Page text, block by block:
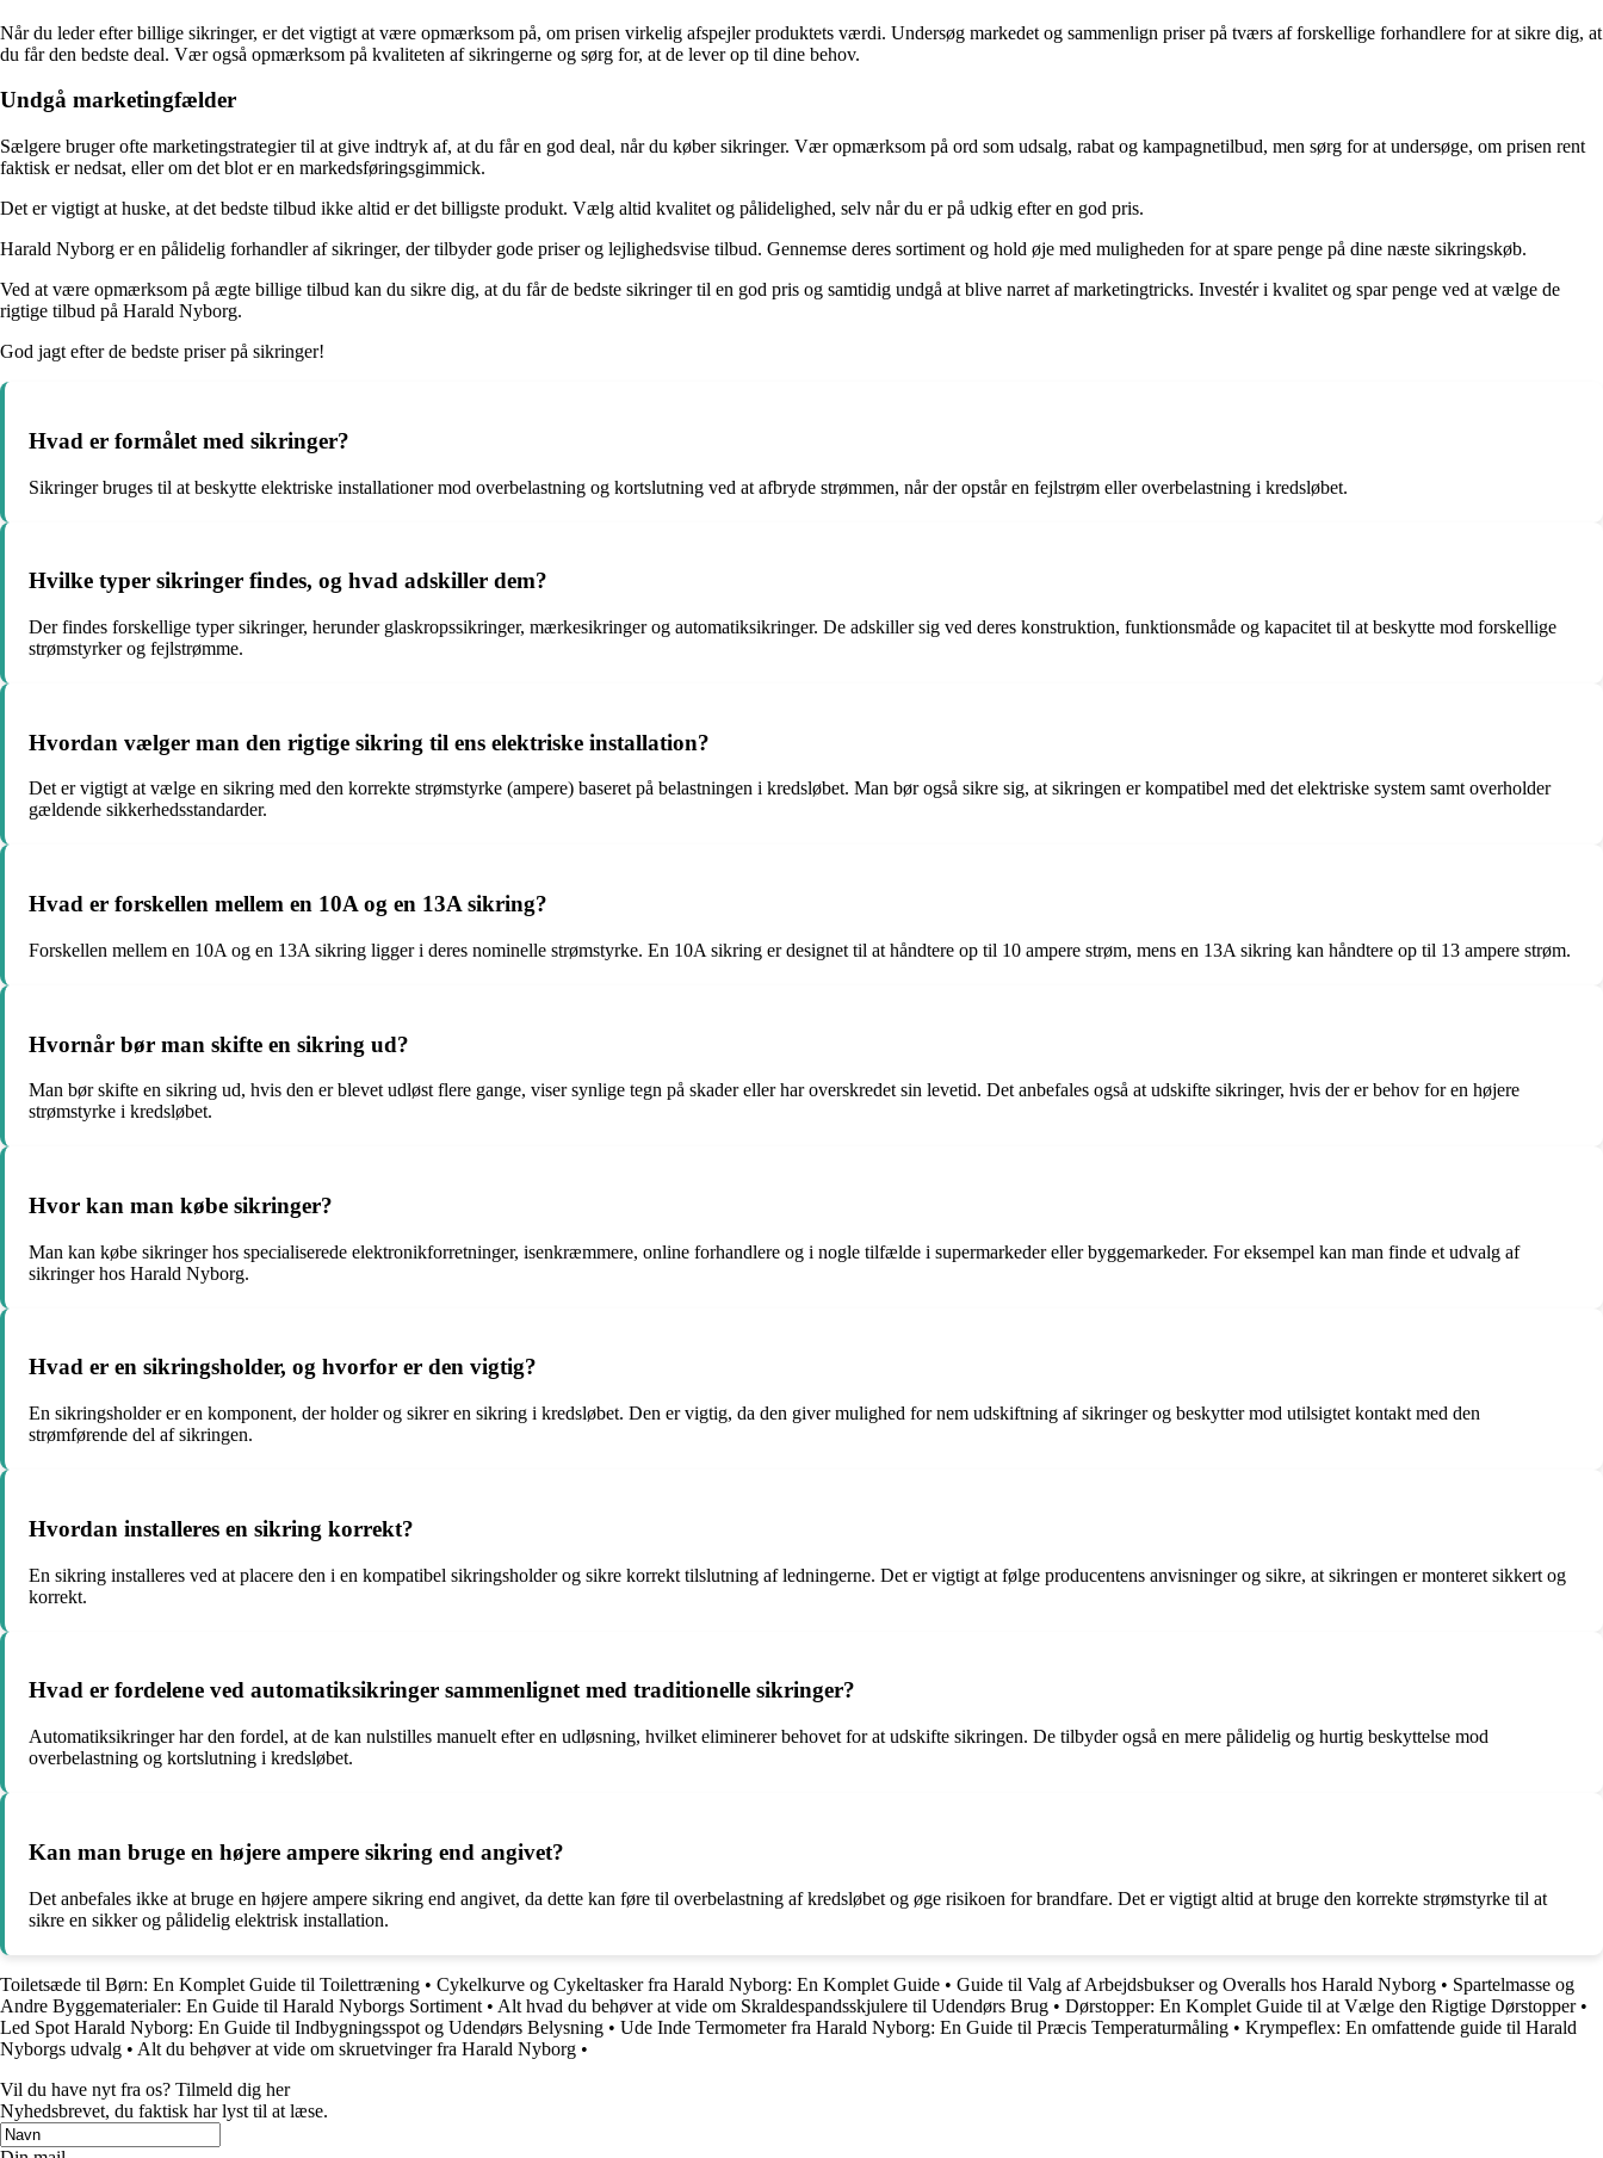
Når du leder efter billige sikringer, er det vigtigt at være opmærksom på, om prisen virkelig afspejler produktets værdi. Undersøg markedet og sammenlign priser på tværs af forskellige forhandlere for at sikre dig, at
du får den bedste deal. Vær også opmærksom på kvaliteten af sikringerne og sørg for, at de lever op til dine behov.
Undgå marketingfælder
Sælgere bruger ofte marketingstrategier til at give indtryk af, at du får en god deal, når du køber sikringer. Vær opmærksom på ord som udsalg, rabat og kampagnetilbud, men sørg for at undersøge, om prisen rent
faktisk er nedsat, eller om det blot er en markedsføringsgimmick.
Det er vigtigt at huske, at det bedste tilbud ikke altid er det billigste produkt. Vælg altid kvalitet og pålidelighed, selv når du er på udkig efter en god pris.
Harald Nyborg er en pålidelig forhandler af sikringer, der tilbyder gode priser og lejlighedsvise tilbud. Gennemse deres sortiment og hold øje med muligheden for at spare penge på dine næste sikringskøb.
Ved at være opmærksom på ægte billige tilbud kan du sikre dig, at du får de bedste sikringer til en god pris og samtidig undgå at blive narret af marketingtricks. Investér i kvalitet og spar penge ved at vælge de
rigtige tilbud på Harald Nyborg.
God jagt efter de bedste priser på sikringer!
Hvad er formålet med sikringer?
Sikringer bruges til at beskytte elektriske installationer mod overbelastning og kortslutning ved at afbryde strømmen, når der opstår en fejlstrøm eller overbelastning i kredsløbet.
Hvilke typer sikringer findes, og hvad adskiller dem?
Der findes forskellige typer sikringer, herunder glaskropssikringer, mærkesikringer og automatiksikringer. De adskiller sig ved deres konstruktion, funktionsmåde og kapacitet til at beskytte mod forskellige
strømstyrker og fejlstrømme.
Hvordan vælger man den rigtige sikring til ens elektriske installation?
Det er vigtigt at vælge en sikring med den korrekte strømstyrke (ampere) baseret på belastningen i kredsløbet. Man bør også sikre sig, at sikringen er kompatibel med det elektriske system samt overholder
gældende sikkerhedsstandarder.
Hvad er forskellen mellem en 10A og en 13A sikring?
Forskellen mellem en 10A og en 13A sikring ligger i deres nominelle strømstyrke. En 10A sikring er designet til at håndtere op til 10 ampere strøm, mens en 13A sikring kan håndtere op til 13 ampere strøm.
Hvornår bør man skifte en sikring ud?
Man bør skifte en sikring ud, hvis den er blevet udløst flere gange, viser synlige tegn på skader eller har overskredet sin levetid. Det anbefales også at udskifte sikringer, hvis der er behov for en højere
strømstyrke i kredsløbet.
Hvor kan man købe sikringer?
Man kan købe sikringer hos specialiserede elektronikforretninger, isenkræmmere, online forhandlere og i nogle tilfælde i supermarkeder eller byggemarkeder. For eksempel kan man finde et udvalg af
sikringer hos Harald Nyborg.
Hvad er en sikringsholder, og hvorfor er den vigtig?
En sikringsholder er en komponent, der holder og sikrer en sikring i kredsløbet. Den er vigtig, da den giver mulighed for nem udskiftning af sikringer og beskytter mod utilsigtet kontakt med den
strømførende del af sikringen.
Hvordan installeres en sikring korrekt?
En sikring installeres ved at placere den i en kompatibel sikringsholder og sikre korrekt tilslutning af ledningerne. Det er vigtigt at følge producentens anvisninger og sikre, at sikringen er monteret sikkert og
korrekt.
Hvad er fordelene ved automatiksikringer sammenlignet med traditionelle sikringer?
Automatiksikringer har den fordel, at de kan nulstilles manuelt efter en udløsning, hvilket eliminerer behovet for at udskifte sikringen. De tilbyder også en mere pålidelig og hurtig beskyttelse mod
overbelastning og kortslutning i kredsløbet.
Kan man bruge en højere ampere sikring end angivet?
Det anbefales ikke at bruge en højere ampere sikring end angivet, da dette kan føre til overbelastning af kredsløbet og øge risikoen for brandfare. Det er vigtigt altid at bruge den korrekte strømstyrke til at
sikre en sikker og pålidelig elektrisk installation.
Toiletsæde til Børn: En Komplet Guide til Toilettræning • Cykelkurve og Cykeltasker fra Harald Nyborg: En Komplet Guide • Guide til Valg af Arbejdsbukser og Overalls hos Harald Nyborg • Spartelmasse og
Andre Byggematerialer: En Guide til Harald Nyborgs Sortiment • Alt hvad du behøver at vide om Skraldespandsskjulere til Udendørs Brug • Dørstopper: En Komplet Guide til at Vælge den Rigtige Dørstopper•
Led Spot Harald Nyborg: En Guide til Indbygningsspot og Udendørs Belysning • Ude Inde Termometer fra Harald Nyborg: En Guide til Præcis Temperaturmåling • Krympeflex: En omfattende guide til Harald
Nyborgs udvalg • Alt du behøver at vide om skruetvinger fra Harald Nyborg •
Vil du have nyt fra os? Tilmeld dig her
Nyhedsbrevet, du faktisk har lyst til at læse.